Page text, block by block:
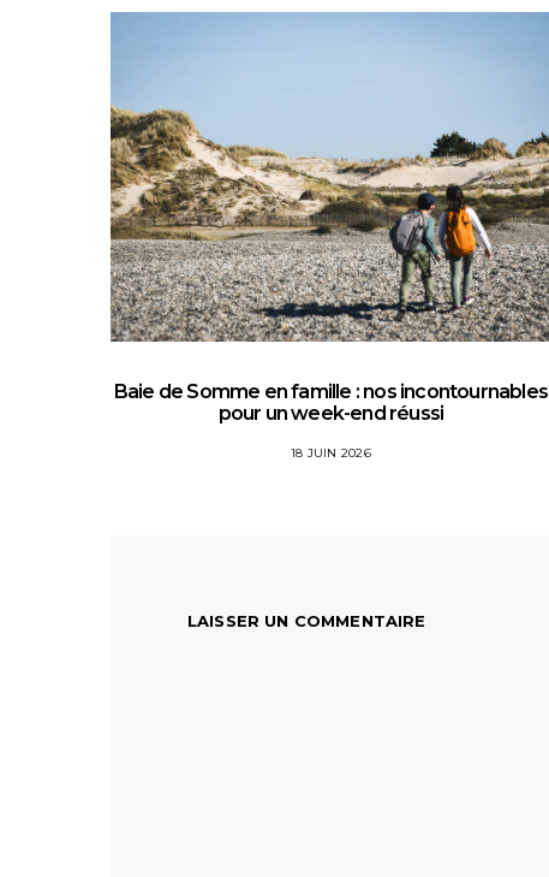
Baie de Somme en famille : nos incontournables
pour un week-end réussi
18 JUIN 2026
LAISSER UN COMMENTAIRE